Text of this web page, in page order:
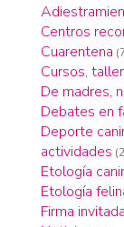
Centros
Cuarentena
Cursos,
De madres,
Debates en
Deporte
actividades
Etología
Etología
Firma invitada